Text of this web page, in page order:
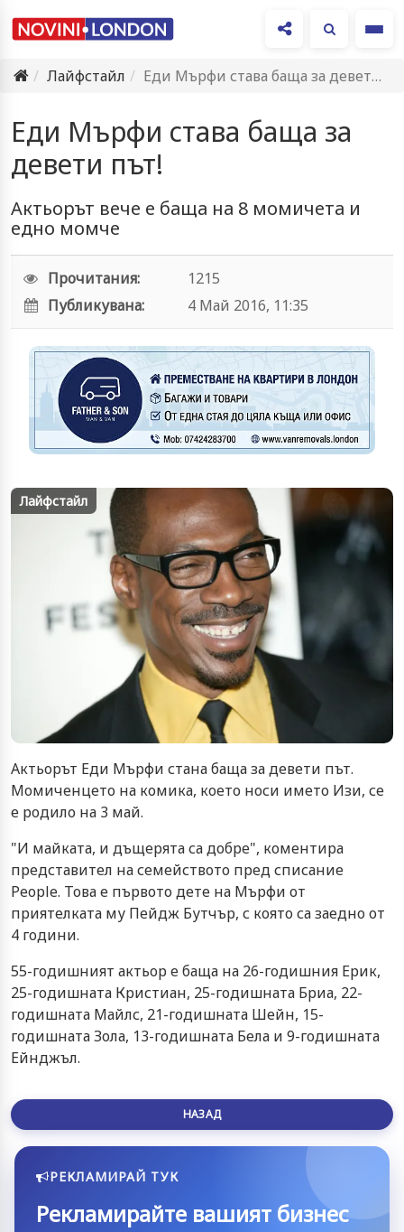
Лайфстайл
Еди Мърфи става баща за девети път!
Еди Мърфи става баща за
девети път!
Актьорът вече е баща на 8 момичета и
едно момче
Прочитания:
1215
Публикувана:
4 Май 2016, 11:35
Лайфстайл
Актьорът Еди Мърфи стана баща за девети път.
Момиченцето на комика, което носи името Изи, се
е родило на 3 май.
"И майката, и дъщерята са добре", коментира
представител на семейството пред списание
People. Това е първото дете на Мърфи от
приятелката му Пейдж Бутчър, с която са заедно от
4 години.
55-годишният актьор е баща на 26-годишния Ерик,
25-годишната Кристиан, 25-годишната Бриа, 22-
годишната Майлс, 21-годишната Шейн, 15-
годишната Зола, 13-годишната Бела и 9-годишната
Ейнджъл.
НАЗАД
РЕКЛАМИРАЙ ТУК
Рекламирайте вашият бизнес